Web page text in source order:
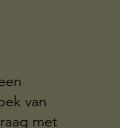
van
met